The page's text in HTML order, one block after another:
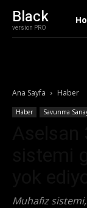
Black
version PRO
Ana Sayfa Haber
Haber Savunma
Muhafız